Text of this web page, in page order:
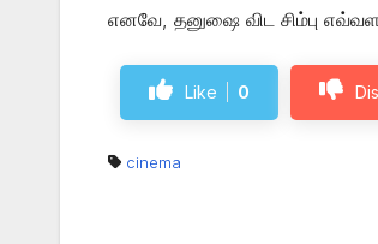
எனவே, தனுஷை விட சிம்பு
Like 0
cinema